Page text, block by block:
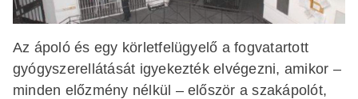
Az ápoló és egy körletfelügyelő a fogvatartott
gyógyszerellátását igyekezték elvégezni, amikor –
minden előzmény nélkül – először a szakápolót,